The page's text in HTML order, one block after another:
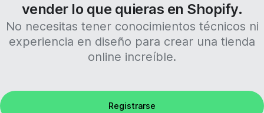
vender lo que quieras en Shopify.
No necesitas tener conocimientos técnicos ni
experiencia en diseño para crear una tienda
online increíble.
Registrarse